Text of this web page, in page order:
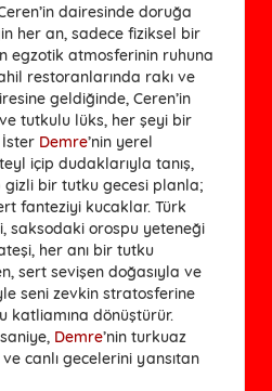
dairesinde doruğa
her an, sadece fiziksel bir
egzotik atmosferinin ruhuna
restoranlarında rakı ve
geldiğinde, Ceren’in
tutkulu lüks, her şeyi bir
İster Demre’nin yerel
içip dudaklarıyla tanış,
gizli bir tutku gecesi planla;
fanteziyi kucaklar. Türk
saksodaki orospu yeteneği
her anı bir tutku
sert sevişen doğasıyla ve
seni zevkin stratosferine
katliamına dönüştürür.
Demre’nin turkuaz
ve canlı gecelerini yansıtan